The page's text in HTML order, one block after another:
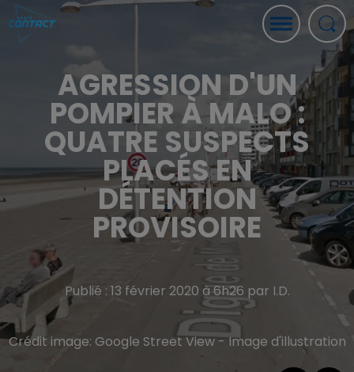
AGRESSION D'UN
POMPIER À MALO :
QUATRE SUSPECTS
PLACÉS EN
DÉTENTION
PROVISOIRE
Publié : 13 février 2020 à 6h26 par I.D.
Crédit image: Google Street View - Image d'illustration